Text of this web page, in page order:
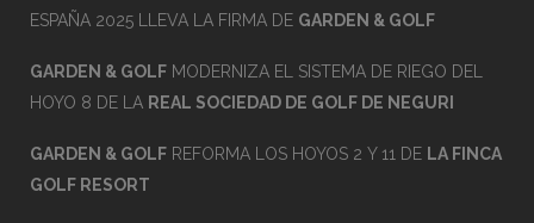
ESPAÑA 2025 LLEVA LA FIRMA DE GARDEN & GOLF
GARDEN & GOLF MODERNIZA EL SISTEMA DE RIEGO DEL
HOYO 8 DE LA REAL SOCIEDAD DE GOLF DE NEGURI
GARDEN & GOLF REFORMA LOS HOYOS 2 Y 11 DE LA FINCA
GOLF RESORT